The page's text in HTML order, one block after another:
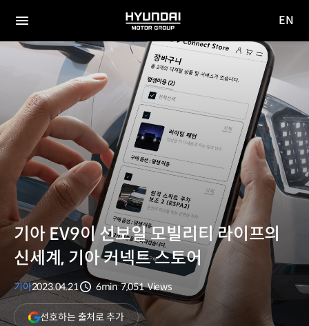
전체
HYUNDAI
MOTOR
GROUP
EN
기아 EV9이 선보일 모빌리티 라이프의
신세계, 기아 커넥트 스토어
기아2023.04.21
분량
6min
조회수
7,051 Views
선호하는 출처로 추가(새